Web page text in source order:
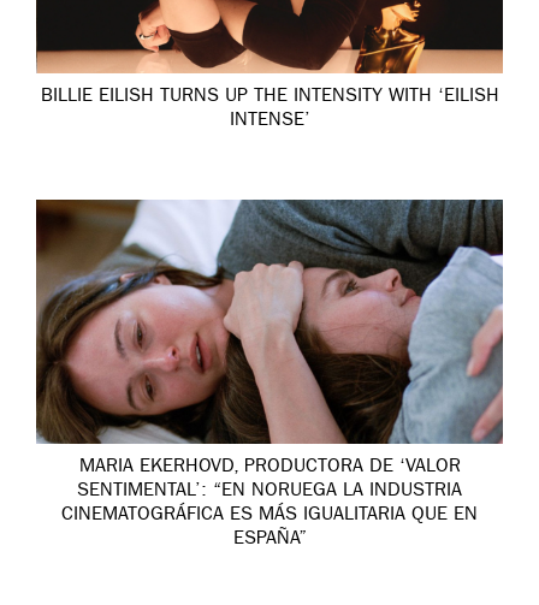
BILLIE EILISH TURNS UP THE INTENSITY WITH ‘EILISH
INTENSE’
MARIA EKERHOVD, PRODUCTORA DE ‘VALOR
SENTIMENTAL’: “EN NORUEGA LA INDUSTRIA
CINEMATOGRÁFICA ES MÁS IGUALITARIA QUE EN
ESPAÑA”